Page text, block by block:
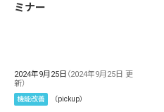
ミナー
2024年9月25日 （2024年9月25日 更
新）
機能改善 （pickup）